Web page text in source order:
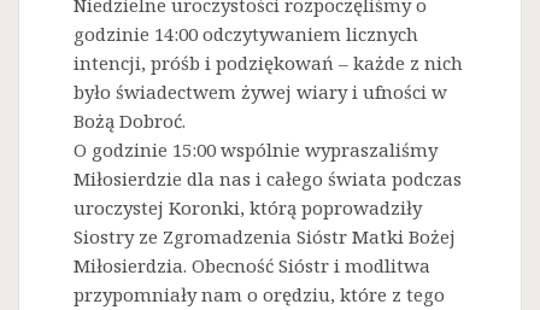
Niedzielne uroczystości rozpoczęliśmy o
godzinie 14:00 odczytywaniem licznych
intencji, próśb i podziękowań – każde z nich
było świadectwem żywej wiary i ufności w
Bożą Dobroć.
O godzinie 15:00 wspólnie wypraszaliśmy
Miłosierdzie dla nas i całego świata podczas
uroczystej Koronki, którą poprowadziły
Siostry ze Zgromadzenia Sióstr Matki Bożej
Miłosierdzia. Obecność Sióstr i modlitwa
przypomniały nam o orędziu, które z tego